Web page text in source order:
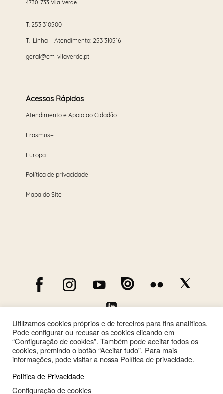
4730-733 Vila Verde
T. 253 310500
T. Linha + Atendimento: 253 310516
geral@cm-vilaverde.pt
Acessos Rápidos
Atendimento e Apoio ao Cidadão
Erasmus+
Europa
Política de privacidade
Mapa do Site
Utilizamos cookies próprios e de terceiros para fins analíticos.
Pode configurar ou recusar os cookies clicando em
“Configuração de cookies”. Também pode aceitar todos os
cookies, premindo o botão “Aceitar tudo”. Para mais
informações, pode visitar a nossa Política de privacidade.
Política de Privacidade
Configuração de cookies